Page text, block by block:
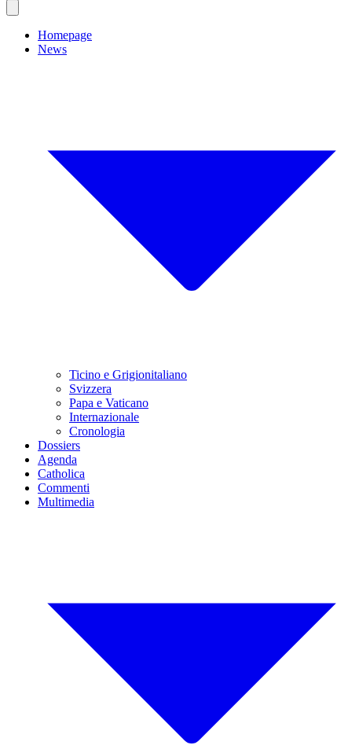
Homepage
News
Ticino e Grigionitaliano
Svizzera
Papa e Vaticano
Internazionale
Cronologia
Dossiers
Agenda
Catholica
Commenti
Multimedia